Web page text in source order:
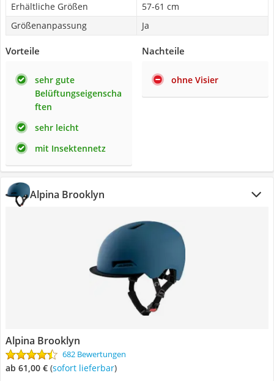
Erhältliche Größen
57-61 cm
Größenanpassung
Ja
Vorteile
sehr gute
Belüftungseigenscha
ften
sehr leicht
mit Insektennetz
Nachteile
ohne Visier
Alpina Brooklyn
Alpina Brooklyn
682 Bewertungen
ab 61,00 € ( Sofort lieferbar)